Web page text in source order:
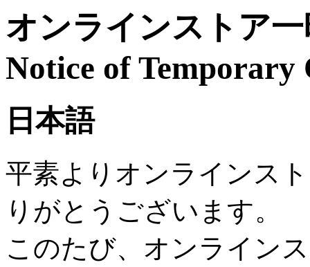
オンラインストア
Notice of Temporary
日本語
平素よりオンラインス
りがとうございます。
このたび、オンライン